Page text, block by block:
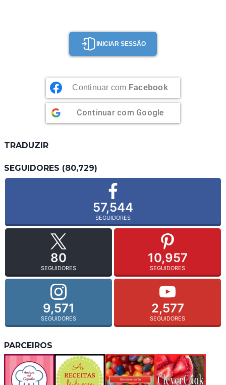
INICIAR SESSÃO
Continuar com Facebook
Continuar com Google
TRADUZIR
SEGUIDORES (80,729)
57,544
SEGUIDORES
80
SEGUIDORES
10,957
SEGUIDORES
9,571
SEGUIDORES
2,577
SEGUIDORES
PARCEIROS